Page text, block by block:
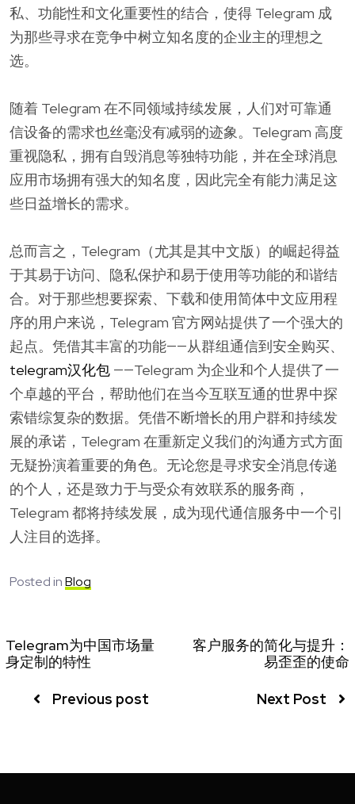
私、功能性和文化重要性的结合，使得 Telegram 成
为那些寻求在竞争中树立知名度的企业主的理想之
选。
随着 Telegram 在不同领域持续发展，人们对可靠通
信设备的需求也丝毫没有减弱的迹象。Telegram 高度
重视隐私，拥有自毁消息等独特功能，并在全球消息
应用市场拥有强大的知名度，因此完全有能力满足这
些日益增长的需求。
总而言之，Telegram（尤其是其中文版）的崛起得益
于其易于访问、隐私保护和易于使用等功能的和谐结
合。对于那些想要探索、下载和使用简体中文应用程
序的用户来说，Telegram 官方网站提供了一个强大的
起点。凭借其丰富的功能——从群组通信到安全购买、
telegram汉化包 ——Telegram 为企业和个人提供了一
个卓越的平台，帮助他们在当今互联互通的世界中探
索错综复杂的数据。凭借不断增长的用户群和持续发
展的承诺，Telegram 在重新定义我们的沟通方式方面
无疑扮演着重要的角色。无论您是寻求安全消息传递
的个人，还是致力于与受众有效联系的服务商，
Telegram 都将持续发展，成为现代通信服务中一个引
人注目的选择。
Posted inBlog
Telegram为中国市场量
身定制的特性
Previous post
客户服务的简化与提升：
易歪歪的使命
Next Post